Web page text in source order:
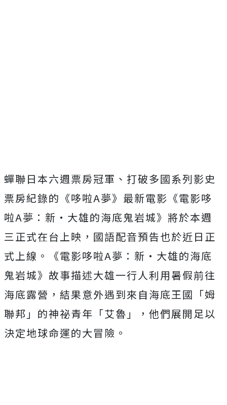
蟬聯日本六週票房冠軍、打破多國系列影史
票房紀錄的《哆啦A夢》 最新電影《電影哆
啦A夢：新‧大雄的海底鬼岩城》 將於本週
三正式在台上映，國語配音預告也於近日正
式上線。《電影哆啦A夢：新‧ 大雄的海底
鬼岩城》故事描述大雄一行人利用暑假前往
海底露營， 結果意外遇到來自海底王國「姆
聯邦」的神祕青年「艾魯」， 他們展開足以
決定地球命運的大冒險。